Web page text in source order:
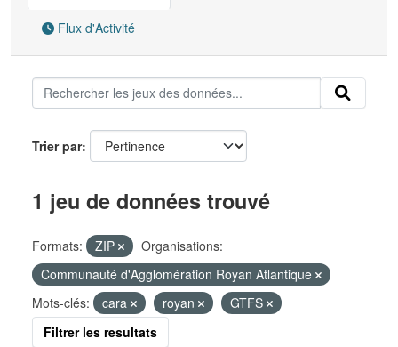
Flux d'Activité
Trier par
1 jeu de données trouvé
Formats: ZIP
Organisations:
Communauté d'Agglomération Royan Atlantique
Mots-clés:
cara royan
GTFS
Filtrer les resultats